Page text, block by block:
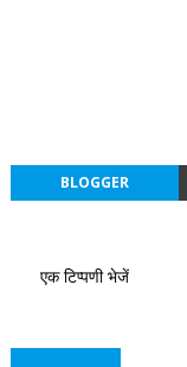
BLOGGER
एक टिप्पणी भेजें